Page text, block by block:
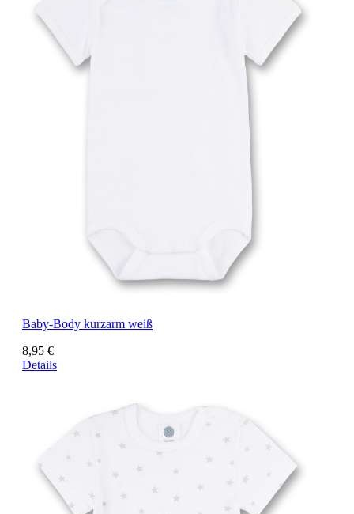
Baby-Body kurzarm weiß
8,95 €
Details